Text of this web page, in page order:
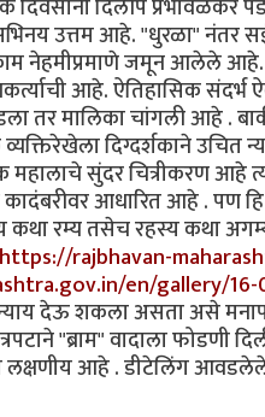
दिलीप प्रभावळकर
उत्तम आहे. "धुरळा" नंतर
नेहमीप्रमाणे जमून आलेले आहे.
आहे. ऐतिहासिक
तर मालिका चांगली आहे .
दिग्दर्शकाने उचित
सुंदर चित्रीकरण आहे
कादंबरीवर आधारित आहे . पण
रम्य तसेच रहस्य कथा
https://rajbhavan-
en/gallery/
न्याय देऊ शकला असता असे
"ब्राम" वादाला फोडणी
लक्षणीय आहे . डीटेलिंग